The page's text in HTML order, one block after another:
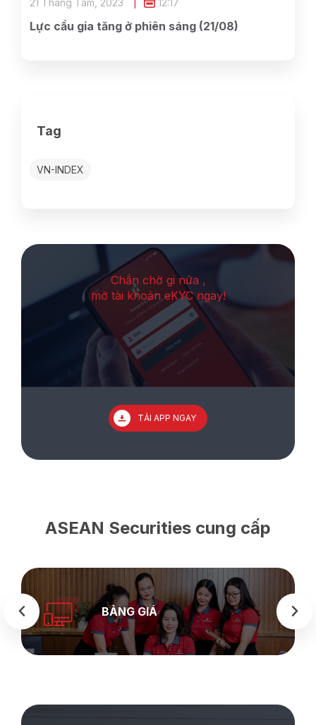
Lực cầu gia tăng ở phiên sáng (21/08)
Tag
VN-INDEX
Chần chờ gi nữa ,
mở tài khoản eKYC ngay!
TẢI APP NGAY
ASEAN Securities cung cấp
BẢNG GIÁ